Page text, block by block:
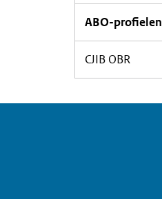
ABO-profielen
CJIB OBR